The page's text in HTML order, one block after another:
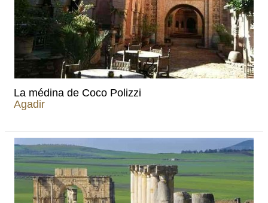
La médina de Coco Polizzi
Agadir